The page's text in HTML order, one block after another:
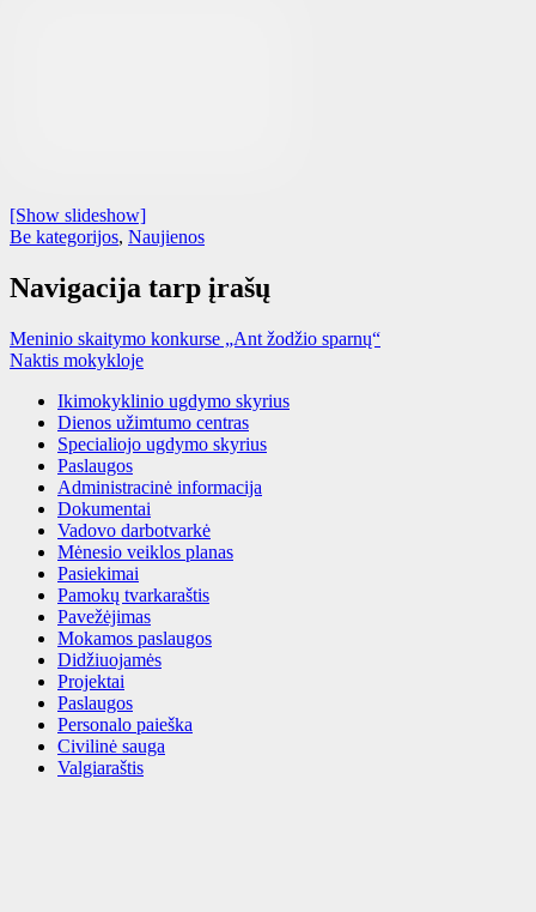
[Show slideshow]
Be kategorijos, Naujienos
Navigacija tarp įrašų
Meninio skaitymo konkurse „Ant žodžio sparnų“
Naktis mokykloje
Ikimokyklinio ugdymo skyrius
Dienos užimtumo centras
Specialiojo ugdymo skyrius
Paslaugos
Administracinė informacija
Dokumentai
Vadovo darbotvarkė
Mėnesio veiklos planas
Pasiekimai
Pamokų tvarkaraštis
Pavežėjimas
Mokamos paslaugos
Didžiuojamės
Projektai
Paslaugos
Personalo paieška
Civilinė sauga
Valgiaraštis